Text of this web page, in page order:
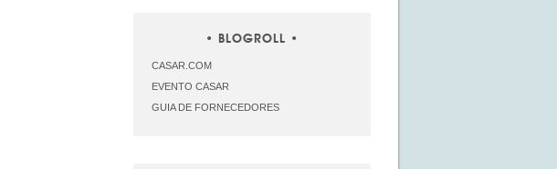
BLOGROLL
CASAR.COM
EVENTO CASAR
GUIA DE FORNECEDORES